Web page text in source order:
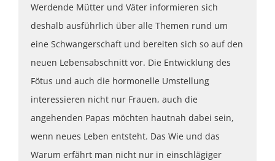
Werdende Mütter und Väter informieren sich
deshalb ausführlich über alle Themen rund um
eine Schwangerschaft und bereiten sich so auf den
neuen Lebensabschnitt vor. Die Entwicklung des
Fötus und auch die hormonelle Umstellung
interessieren nicht nur Frauen, auch die
angehenden Papas möchten hautnah dabei sein,
wenn neues Leben entsteht. Das Wie und das
Warum erfährt man nicht nur in einschlägiger